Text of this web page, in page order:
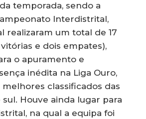
temporada, sendo a
Interdistrital,
realizaram um total de 17
e dois empates),
o apuramento e
inédita na Liga Ouro,
classificados das
Houve ainda lugar para
na qual a equipa foi